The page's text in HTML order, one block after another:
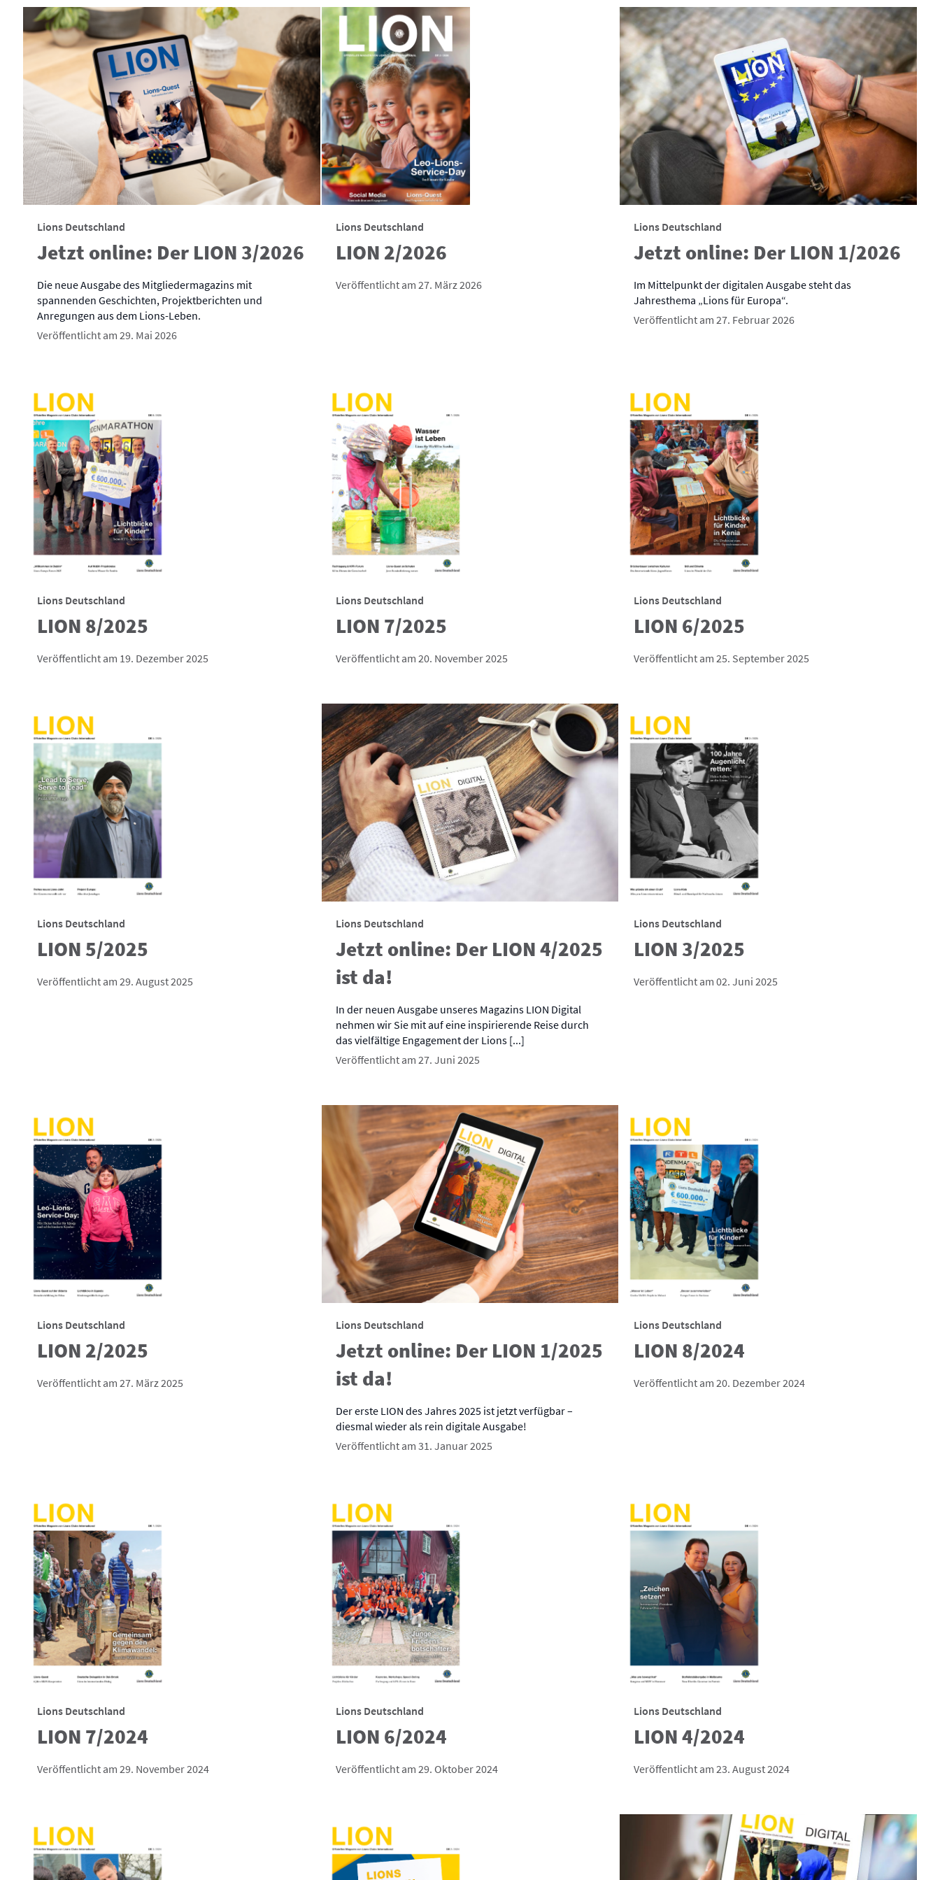
Lions Deutschland
Jetzt online: Der LION 3/2026
Die neue Ausgabe des Mitgliedermagazins mit
spannenden Geschichten, Projektberichten und
Anregungen aus dem Lions-Leben.
Veröffentlicht am 29. Mai 2026
Lions Deutschland
LION 2/2026
Veröffentlicht am 27. März 2026
Lions Deutschland
Jetzt online: Der LION 1/2026
Im Mittelpunkt der digitalen Ausgabe steht das
Jahresthema „Lions für Europa“.
Veröffentlicht am 27. Februar 2026
Lions Deutschland
LION 8/2025
Veröffentlicht am 19. Dezember 2025
Lions Deutschland
LION 7/2025
Veröffentlicht am 20. November 2025
Lions Deutschland
LION 6/2025
Veröffentlicht am 25. September 2025
Lions Deutschland
LION 5/2025
Veröffentlicht am 29. August 2025
Lions Deutschland
Jetzt online: Der LION 4/2025
ist da!
In der neuen Ausgabe unseres Magazins LION Digital
nehmen wir Sie mit auf eine inspirierende Reise durch
das vielfältige Engagement der Lions [...]
Veröffentlicht am 27. Juni 2025
Lions Deutschland
LION 3/2025
Veröffentlicht am 02. Juni 2025
Lions Deutschland
LION 2/2025
Veröffentlicht am 27. März 2025
Lions Deutschland
Jetzt online: Der LION 1/2025
ist da!
Der erste LION des Jahres 2025 ist jetzt verfügbar –
diesmal wieder als rein digitale Ausgabe!
Veröffentlicht am 31. Januar 2025
Lions Deutschland
LION 8/2024
Veröffentlicht am 20. Dezember 2024
Lions Deutschland
LION 7/2024
Veröffentlicht am 29. November 2024
Lions Deutschland
LION 6/2024
Veröffentlicht am 29. Oktober 2024
Lions Deutschland
LION 4/2024
Veröffentlicht am 23. August 2024